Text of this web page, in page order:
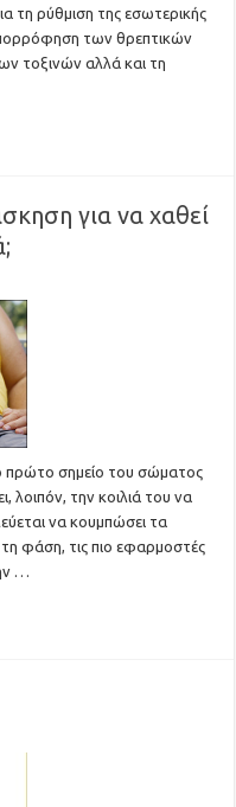
τη ρύθμιση της εσωτερικής
των θρεπτικών
τοξινών αλλά και τη
για να χαθεί
πρώτο σημείο του σώματος
λοιπόν, την κοιλιά του να
να κουμπώσει τα
τη φάση, τις πιο εφαρμοστές
…